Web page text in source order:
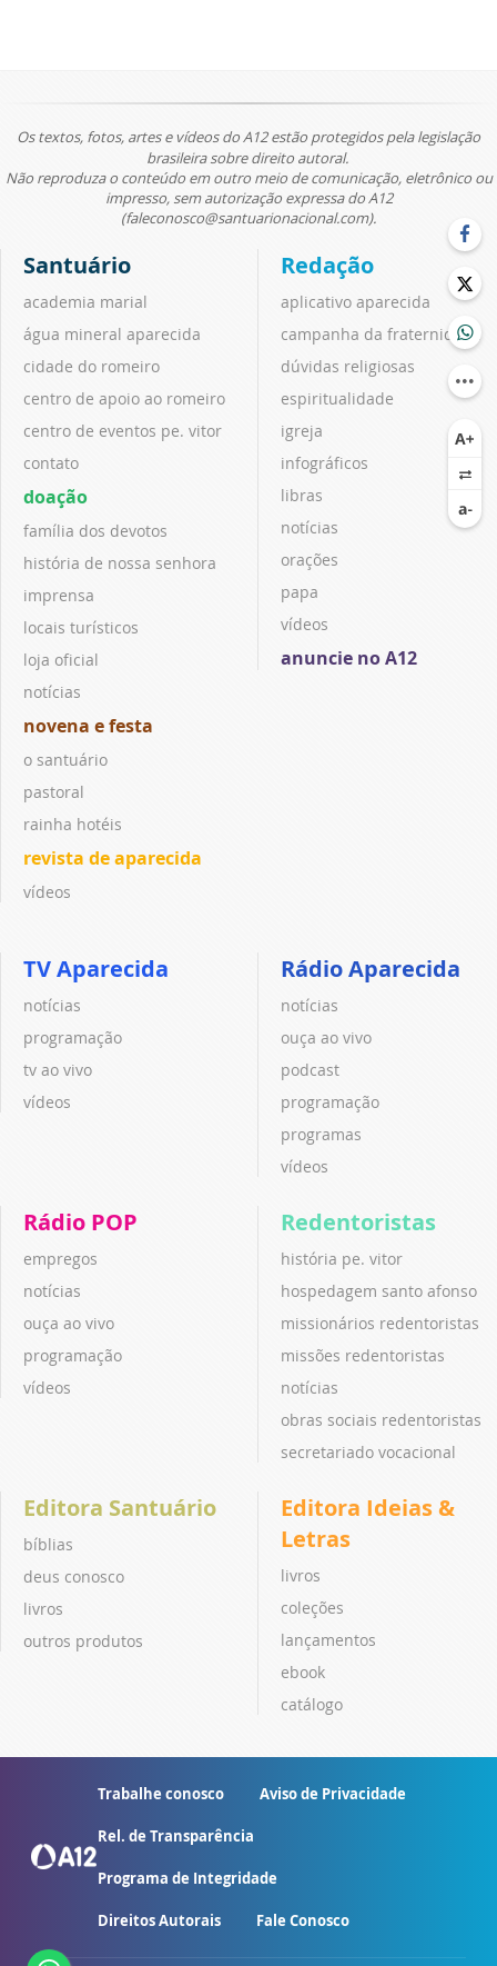
Os textos, fotos, artes e vídeos do A12 estão protegidos pela legislação
brasileira sobre direito autoral.
Não reproduza o conteúdo em outro meio de comunicação, eletrônico ou
impresso, sem autorização expressa do A12
(faleconosco@santuarionacional.com).
Santuário
academia marial
água mineral aparecida
cidade do romeiro
centro de apoio ao romeiro
centro de eventos pe. vitor
contato
doação
família dos devotos
história de nossa senhora
imprensa
locais turísticos
loja oficial
notícias
novena e festa
o santuário
pastoral
rainha hotéis
revista de aparecida
vídeos
Redação
aplicativo aparecida
campanha da fraternidade
dúvidas religiosas
espiritualidade
igreja
infográficos
libras
notícias
orações
papa
vídeos
anuncie no A12
TV Aparecida
notícias
programação
tv ao vivo
vídeos
Rádio Aparecida
notícias
ouça ao vivo
podcast
programação
programas
vídeos
Rádio POP
empregos
notícias
ouça ao vivo
programação
vídeos
Redentoristas
história pe. vitor
hospedagem santo afonso
missionários redentoristas
missões redentoristas
notícias
obras sociais redentoristas
secretariado vocacional
Editora Santuário
bíblias
deus conosco
livros
outros produtos
Editora Ideias &
Letras
livros
coleções
lançamentos
ebook
catálogo
Trabalhe conosco Aviso de Privacidade
Rel. de Transparência
Programa de Integridade
Direitos Autorais Fale Conosco